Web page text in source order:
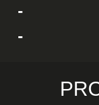
-
-